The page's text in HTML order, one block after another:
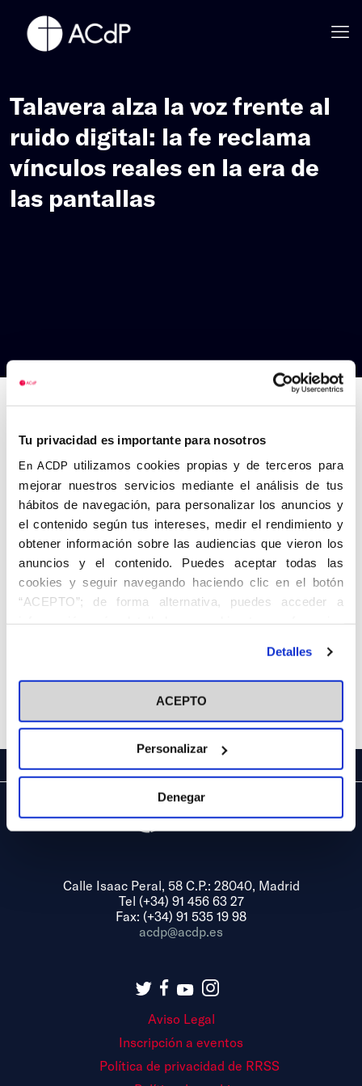
Tu privacidad es importante para nosotros
En ACDP utilizamos cookies propias y de terceros para
mejorar nuestros servicios mediante el análisis de tus
hábitos de navegación, para personalizar los anuncios y
el contenido según tus intereses, medir el rendimiento y
obtener información sobre las audiencias que vieron los
anuncios y el contenido. Puedes aceptar todas las
cookies y seguir navegando haciendo clic en el botón
“ACEPTO”; de forma alternativa, puedes acceder a
información más detallada y cambiar tus preferencias
en el botón "Personalizar". Para más información puedes
visitar nuestra Política de Cookies
Detalles
ACEPTO
Personalizar
Denegar
Talavera alza la voz frente al
ruido digital: la fe reclama
vínculos reales en la era de
las pantallas
Calle Isaac Peral, 58 C.P.: 28040, Madrid
Tel (+34) 91 456 63 27
Fax: (+34) 91 535 19 98
acdp@acdp.es
Aviso Legal
Inscripción a eventos
Política de privacidad de RRSS